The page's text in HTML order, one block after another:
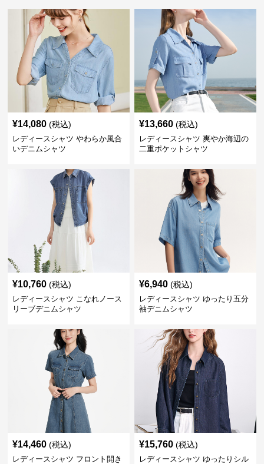
¥14,080 (税込)
レディースシャツ やわらか風合
いデニムシャツ
¥13,660 (税込)
レディースシャツ 爽やか海辺の
二重ポケットシャツ
¥10,760 (税込)
レディースシャツ こなれノース
リーブデニムシャツ
¥6,940 (税込)
レディースシャツ ゆったり五分
袖デニムシャツ
¥14,460 (税込)
レディースシャツ フロント開き
¥15,760 (税込)
レディースシャツ ゆったりシル